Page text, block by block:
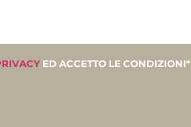
ED ACCETTO LE CONDIZIONI*